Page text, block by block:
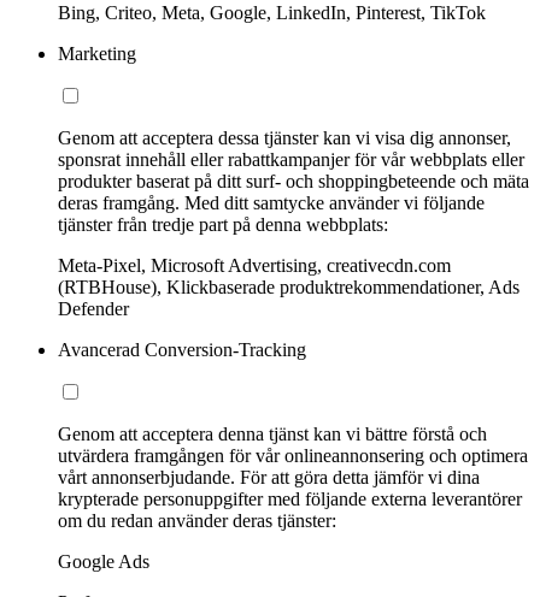
Bing, Criteo, Meta, Google, LinkedIn, Pinterest, TikTok
Marketing
Genom att acceptera dessa tjänster kan vi visa dig annonser,
sponsrat innehåll eller rabattkampanjer för vår webbplats eller
produkter baserat på ditt surf- och shoppingbeteende och mäta
deras framgång. Med ditt samtycke använder vi följande
tjänster från tredje part på denna webbplats:
Meta-Pixel, Microsoft Advertising, creativecdn.com
(RTBHouse), Klickbaserade produktrekommendationer, Ads
Defender
Avancerad Conversion-Tracking
Genom att acceptera denna tjänst kan vi bättre förstå och
utvärdera framgången för vår onlineannonsering och optimera
vårt annonserbjudande. För att göra detta jämför vi dina
krypterade personuppgifter med följande externa leverantörer
om du redan använder deras tjänster:
Google Ads